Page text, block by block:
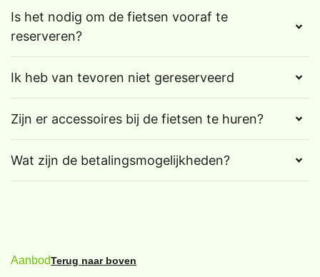
Is het nodig om de fietsen vooraf te
reserveren?
Ik heb van tevoren niet gereserveerd
Zijn er accessoires bij de fietsen te huren?
Wat zijn de betalingsmogelijkheden?
AanbodTerug naar boven